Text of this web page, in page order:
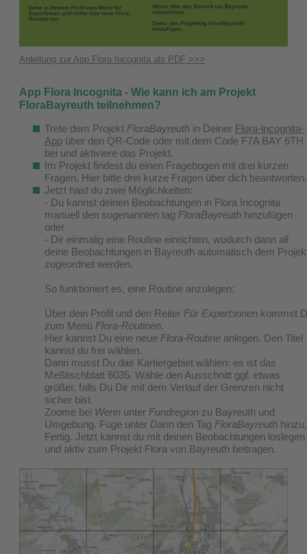
Anleitung zur App Flora Incognita als PDF >>>
App Flora Incognita - Wie kann ich am Projekt
FloraBayreuth teilnehmen?
Trete dem Projekt FloraBayreuth in Deiner Flora-lncognita-
App über den QR-Code oder mit dem Code F7A BAY 6TH
bei und aktiviere das Projekt.
Im Projekt findest du einen Fragebogen mit drei kurzen
Fragen. Hier bitte drei kurze Fragen über dich beantworten.
Jetzt hast du zwei Möglichkeiten:
- Du kannst deinen Beobachtungen in Flora Incognita
manuell den sogenannten tag FloraBayreuth hinzufügen
oder
- Dir einmalig eine Routine einrichten, wodurch dann all
deine Beobachtungen in Bayreuth automatisch dem
zugeordnet werden.
So funktioniert es, eine Routine anzulegen:
Über dein Profil und den Reiter Für Expert:innen kommst
zum Menü Flora-Routinen.
Hier kannst Du eine neue Flora-Routine anlegen. Den Titel
kannst du frei wählen.
Dann musst Du das Kartiergebiet wählen: es ist das
Meßtischblatt 6035. Wähle den Ausschnitt ggf. etwas
größer, falls Du Dir mit dem Verlauf der Grenzen nicht
sicher bist.
​Zoome bei Wenn unter Fundregion zu Bayreuth und
Umgebung. Füge unter Dann den Tag FloraBayreuth hinzu.
Fertig. Jetzt kannst du mit deinen Beobachtungen loslegen
und aktiv zum Projekt Flora von Bayreuth beitragen.